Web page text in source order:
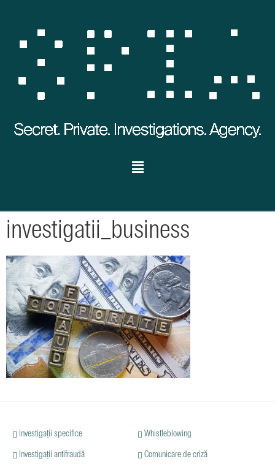
investigatii_business
Investigații specifice Whistleblowing
Investigații antifraudă Comunicare de criză